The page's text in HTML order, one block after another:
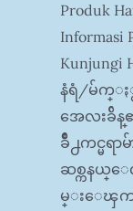
Produk
Informasi
Kunjungi
နံရံ/မ်က္ႏွ
အေလးခ်ိ
ခ်ိဳ႕ကင္မရာ
ဆစ္ကနယ္
မ္းေၾက